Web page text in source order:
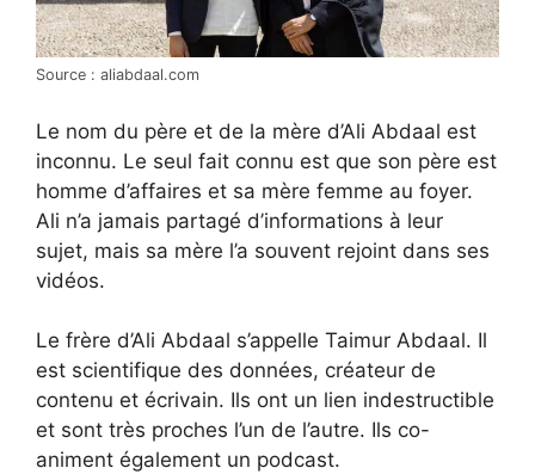
Source : aliabdaal.com
Le nom du père et de la mère d’Ali Abdaal est
inconnu. Le seul fait connu est que son père est
homme d’affaires et sa mère femme au foyer.
Ali n’a jamais partagé d’informations à leur
sujet, mais sa mère l’a souvent rejoint dans ses
vidéos.
Le frère d’Ali Abdaal s’appelle Taimur Abdaal. Il
est scientifique des données, créateur de
contenu et écrivain. Ils ont un lien indestructible
et sont très proches l’un de l’autre. Ils co-
animent également un podcast.